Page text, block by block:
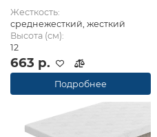
Жесткость:
среднежесткий, жесткий
Высота (см):
12
663 р.
Подробнее